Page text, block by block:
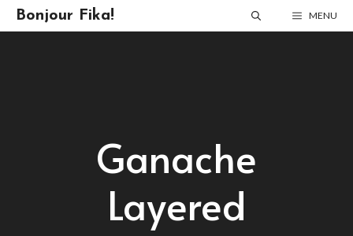
Skip
to
Bonjour Fika! MENU
Ganache
Layered